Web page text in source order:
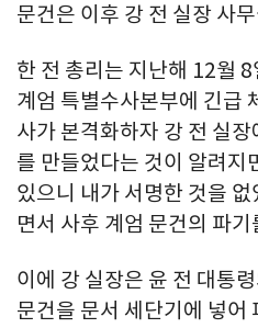
문건은 이후 강 전 실장 사
한 전 총리는 지난해 12월
계엄 특별수사본부에 긴급
사가 본격화하자 강 전 실
를 만들었다는 것이 알려지
있으니 내가 서명한 것을
면서 사후 계엄 문건의 파
이에 강 실장은 윤 전 대통
문건을 문서 세단기에 넣어